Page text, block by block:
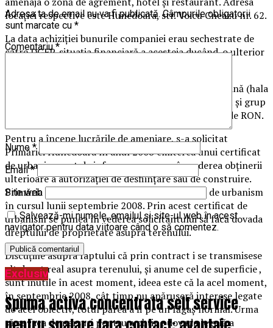
locației respective este Hunedoara, str. Voicu Cneazu nr. 62.
La data achiziției bunurile companiei erau sechestrate de
către DGFP, situația financiară a acesteia ducând-o ulterior
Pentru achiziția a patru clădiri, aflate în stare de ruină (hala
separare, birouri și laborator,depozit de concentrat și grup
social ), societatea a plătit suma totală de 650.000 de RON.
Pentru a începe lucrările de amenjare, s-a solicitat
Primăriei Hunedoara în anul 2008 emiterea unui certificat
de urbanism, act de informare necesar în vederea obținerii
ulterioare a autorizației de desființare sau de construire.
Primăria Hunedoara a eliberat acest certificat de urbanism
în cursul lunii septembrie 2008. Prin acest certificat de
urbanism se punea în vederea solicitantului să facă dovada
dreptului de proprietate asupra terenului.
Discuțiile asupra faptului că prin contract i se transmisese
alt drept real asupra terenului, și anume cel de superficie ,
sunt inutile în acest moment, ideea este că la acel moment,
în septembrie 2008, cât timp nu apăruseră interese legate
de acel obiectiv, totul părea a fi pe un făgaș normal. Urma
să se faca demersuri pentru a obține dovada legală a
Adresa ta de email nu va fi publicată. Câmpurile obligatorii
sunt marcate cu *
Comentariu*
Nume *
Email*
Site web
Salvează-mi numele, emailul și site-ul web în acest
navigator pentru data viitoare când o să comentez.
Exclusiv
Spuma activa concentrata self service